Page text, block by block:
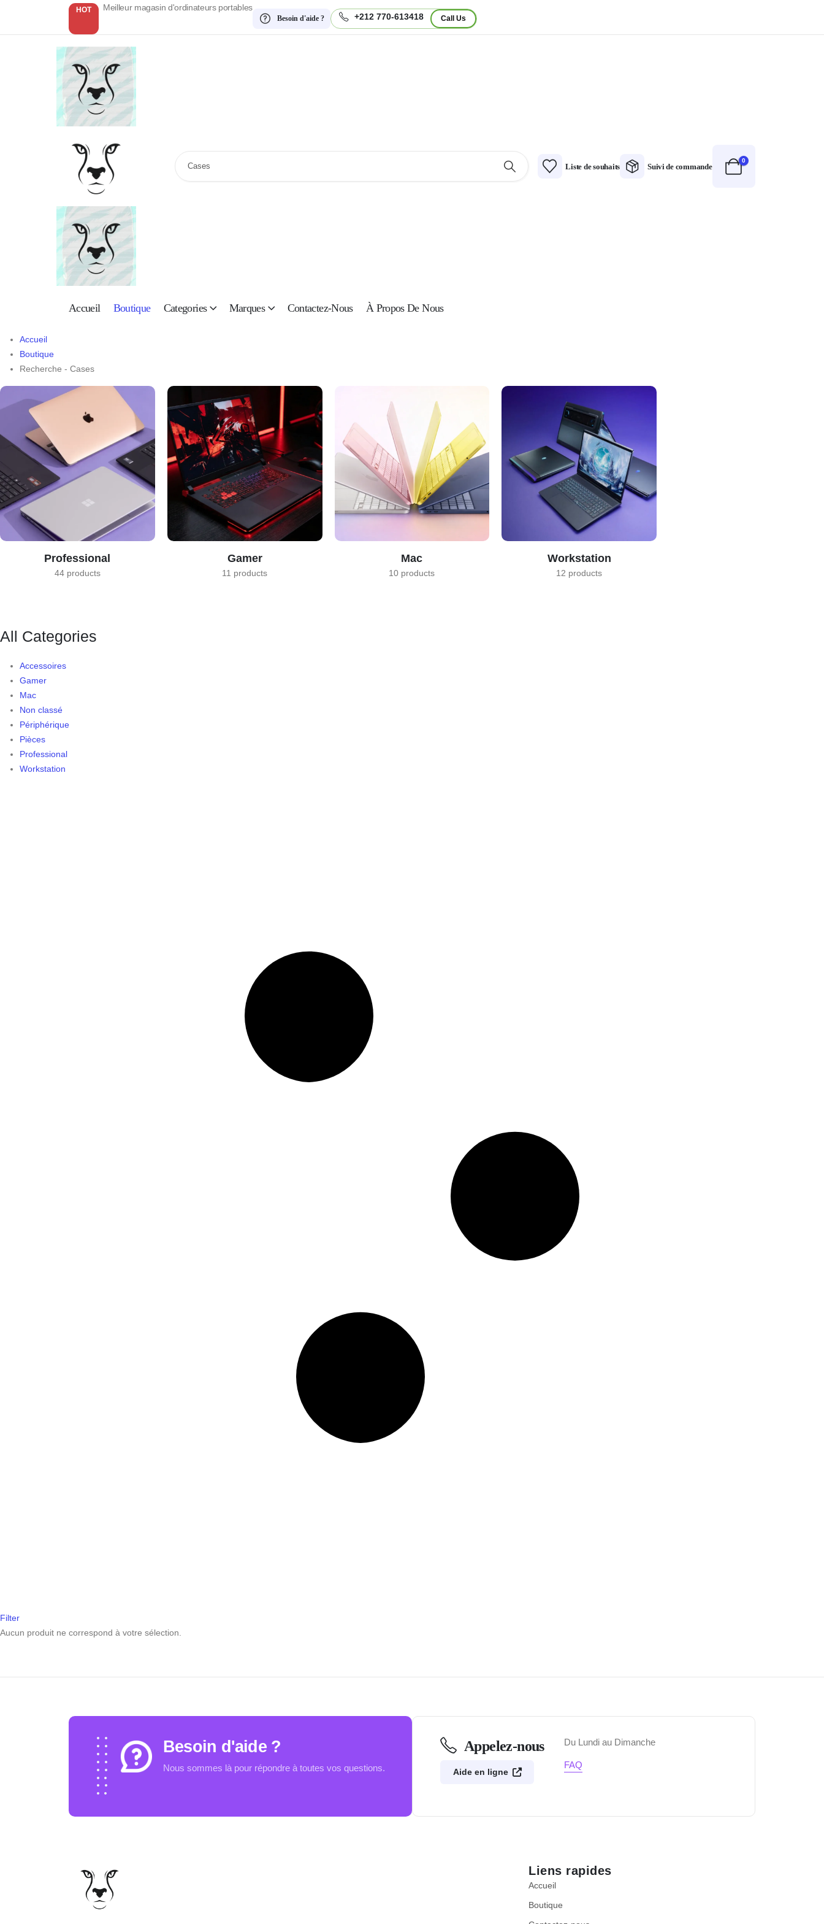
HOT Meilleur magasin d'ordinateurs portables
Besoin d'aide ? +212 770-613418 Call Us
Liste de souhaits Suivi de commande
0
Accueil Boutique Categories Marques Contactez-Nous À Propos De Nous
Accueil
Boutique
Recherche - Cases
Professional
44 products
Gamer
11 products
Mac
10 products
Workstation
12 products
All Categories
Accessoires
Gamer
Mac
Non classé
Périphérique
Pièces
Professional
Workstation
Filter
Aucun produit ne correspond à votre sélection.
Besoin d'aide ?
Nous sommes là pour répondre à toutes vos questions.
Appelez-nous
Aide en ligne
Du Lundi au Dimanche
FAQ
Liens rapides
Accueil
Boutique